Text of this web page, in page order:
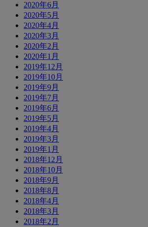
2020年6月
2020年5月
2020年4月
2020年3月
2020年2月
2020年1月
2019年12月
2019年10月
2019年9月
2019年7月
2019年6月
2019年5月
2019年4月
2019年3月
2019年1月
2018年12月
2018年10月
2018年9月
2018年8月
2018年4月
2018年3月
2018年2月